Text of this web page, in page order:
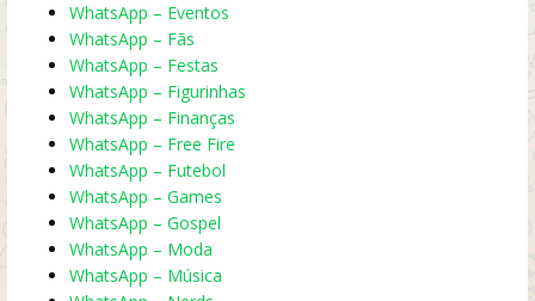
WhatsApp – Eventos
WhatsApp – Fãs
WhatsApp – Festas
WhatsApp – Figurinhas
WhatsApp – Finanças
WhatsApp – Free Fire
WhatsApp – Futebol
WhatsApp – Games
WhatsApp – Gospel
WhatsApp – Moda
WhatsApp – Música